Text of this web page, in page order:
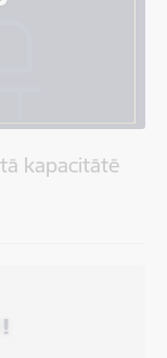
kapacitātē